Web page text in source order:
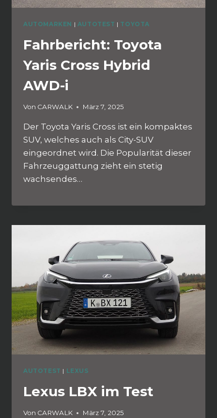
AUTOMARKEN | AUTOTEST | TOYOTA
Fahrbericht: Toyota
Yaris Cross Hybrid
AWD-i
Von CARWALK März 7, 2025
Der Toyota Yaris Cross ist ein kompaktes
SUV, welches auch als City-SUV
eingeordnet wird. Die Popularität dieser
Fahrzeuggattung zieht ein stetig
wachsendes…
AUTOTEST | LEXUS
Lexus LBX im Test
Von CARWALK März 7, 2025